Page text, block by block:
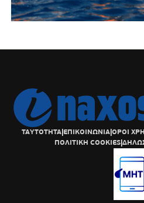
ΤΑΥΤΟΤΗΤΑ|ΕΠΙΚΟΙΝΩΝΙΑ|ΟΡΟΙ
ΠΟΛΙΤΙΚΗ COOKIES|